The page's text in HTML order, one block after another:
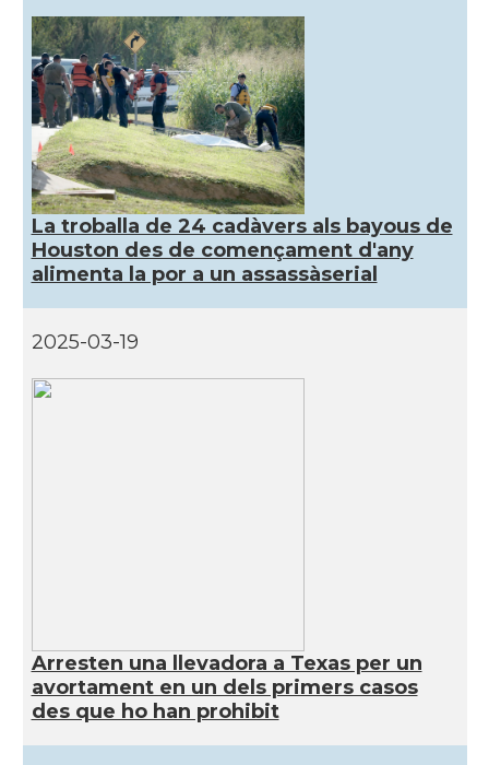
CAMON Catalans a MIAMI
CAMON Catalans a MINNESOTA
CAMON Catalans a NEBRASKA
CAMON Catalans a NEW MEXICO
CAMON
CAMON Catalans a Portland (OR)
La troballa de 24 cadàvers als bayous de
Houston des de començament d'any
alimenta la por a un assassàserial
2025-03-19
Arresten una llevadora a Texas per un
avortament en un dels primers casos
des que ho han prohibit